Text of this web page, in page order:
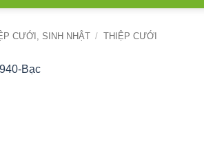
CƯỚI, SINH NHẬT / THIỆP CƯỚI